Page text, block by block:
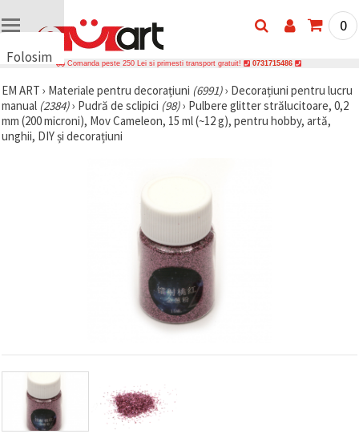
Folosim
uri
🍪 Folosim
cookie-uri
și
afișa
conținut și
reclame
relevante,
inclusiv cu
ajutorul
0
Comanda peste 250 Lei si primesti transport gratuit! 0731715486
EM ART › Materiale pentru decorațiuni (6991)› Decorațiuni pentru lucru
manual (2384)› Pudră de sclipici (98)› Pulbere glitter strălucitoare, 0,2
mm (200 microni), Mov Cameleon, 15 ml (~12 g), pentru hobby, artă,
unghii, DIY și decorațiuni